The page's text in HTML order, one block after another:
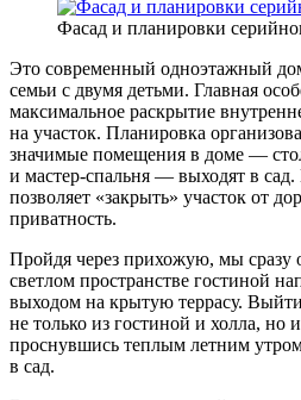
Фасад и планировки
Это современный одноэтажный
семьи с двумя детьми. Главная
максимальное раскрытие
на участок. Планировка
значимые помещения в доме —
и мастер-спальня — выходят в
позволяет «закрыть» участок от
приватность.
Пройдя через прихожую, мы сразу
светлом пространстве гостиной
выходом на крытую террасу.
не только из гостиной и холла, но
проснувшись теплым летним
в сад.